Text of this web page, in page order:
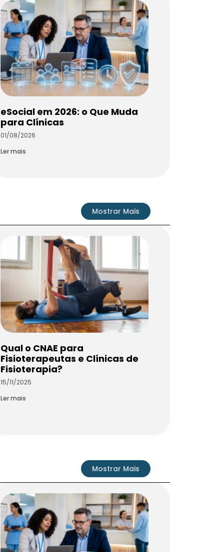
eSocial em 2026: o Que Muda
para Clínicas
01/08/2026
Ler mais
Mostrar Mais
Qual o CNAE para
Fisioterapeutas e Clínicas de
Fisioterapia?
15/11/2025
Ler mais
Mostrar Mais